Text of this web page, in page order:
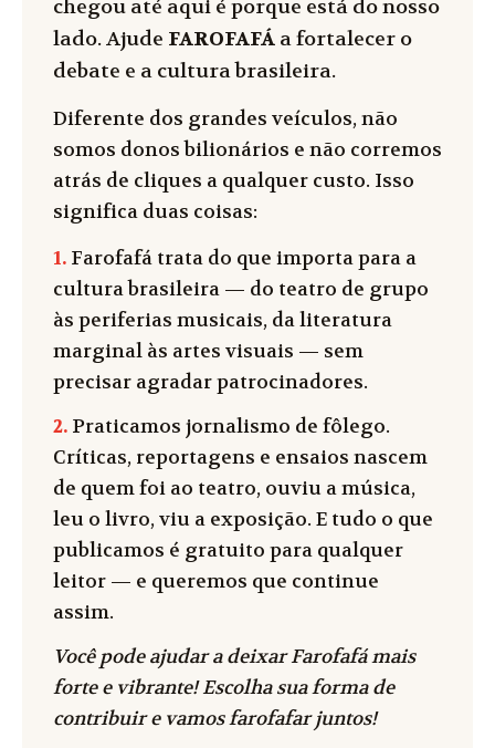
chegou até aqui é porque está do nosso
lado. Ajude FAROFAFÁ a fortalecer o
debate e a cultura brasileira.
Diferente dos grandes veículos, não
somos donos bilionários e não corremos
atrás de cliques a qualquer custo. Isso
significa duas coisas:
1. Farofafá trata do que importa para a
cultura brasileira — do teatro de grupo
às periferias musicais, da literatura
marginal às artes visuais — sem
precisar agradar patrocinadores.
2. Praticamos jornalismo de fôlego.
Críticas, reportagens e ensaios nascem
de quem foi ao teatro, ouviu a música,
leu o livro, viu a exposição. E tudo o que
publicamos é gratuito para qualquer
leitor — e queremos que continue
assim.
Você pode ajudar a deixar Farofafá mais
forte e vibrante! Escolha sua forma de
contribuir e vamos farofafar juntos!